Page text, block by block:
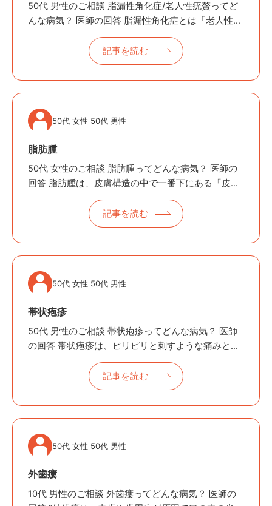
50代 男性のご相談 脂漏性角化症/老人性疣贅ってど
んな病気？ 医師の回答 脂漏性角化症とは「老人性疣
贅」とも呼ばれるいぼの一種でシミから隆起するこ
とがあります。 〜最近できた“茶色いポツポツ”…そ
れ「脂漏性角化症／老人…
記事を読む
50代 女性 50代 男性
脂肪腫
50代 女性のご相談 脂肪腫ってどんな病気？ 医師の
回答 脂肪腫は、皮膚構造の中で一番下にある「皮下
組織」にできる良性の腫瘍（脂肪のかたまり）で多
くみられるものです。 〜やわらかくて動く「しこ
り」、それは“脂肪腫”かも！…
記事を読む
50代 女性 50代 男性
帯状疱疹
50代 男性のご相談 帯状疱疹ってどんな病気？ 医師
の回答 帯状疱疹は、ピリピリと刺すような痛みと、
それに続いて赤いブツブツと小さな水ぶくれが帯状
にあらわれる病気です。 〜「ピリピリする痛み」と
「水ぶくれ」が片側だけに……
記事を読む
50代 女性 50代 男性
外歯瘻
10代 男性のご相談 外歯瘻ってどんな病気？ 医師の